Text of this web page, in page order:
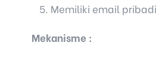
Memiliki email pribadi
Mekanisme :